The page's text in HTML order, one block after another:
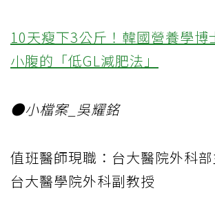
10天瘦下3公斤！韓國營養學博
小腹的「低GL減肥法」
●小檔案_吳耀銘
值班醫師現職：台大醫院外科部
台大醫學院外科副教授